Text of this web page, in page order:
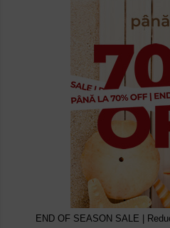
END OF SEASON SALE |